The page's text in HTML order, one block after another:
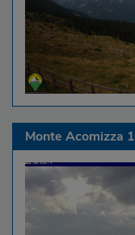
Monte Acomizza 1